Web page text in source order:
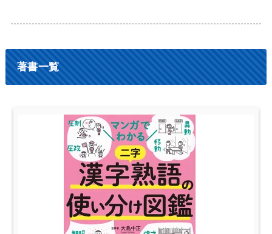
著書一覧